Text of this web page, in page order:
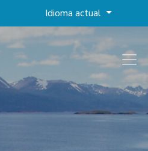
Idioma actual